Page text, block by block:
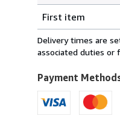
rates
from
Germany
U.S.A.
First item
Delivery times are
associated duties or
Payment